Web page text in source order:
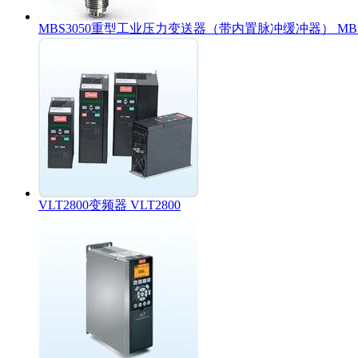
MBS3050重型工业压力变送器（带内置脉冲缓冲器）
VLT2800变频器 VLT2800